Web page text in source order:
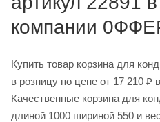
компании
Купить товар корзина для
в розницу по цене от 17 210 ₽
Качественные корзина для
длиной 1000 шириной 550 и